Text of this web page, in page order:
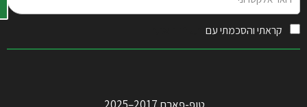
אלקטרוני
קראתי והסכמתי עם